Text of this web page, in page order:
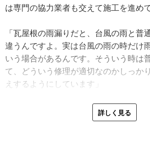
は専門の協力業者も交えて施工を進め
「瓦屋根の雨漏りだと、台風の雨と普
違うんですよ。実は台風の雨の時だけ
いう場合があるんです。そういう時は
て、どういう修理が適切なのかしっか
えするようにしています」
大分県大分市の屋根塗装工事の特性を
は雨や雪の量は平均的で、施工しやす
詳しく見る